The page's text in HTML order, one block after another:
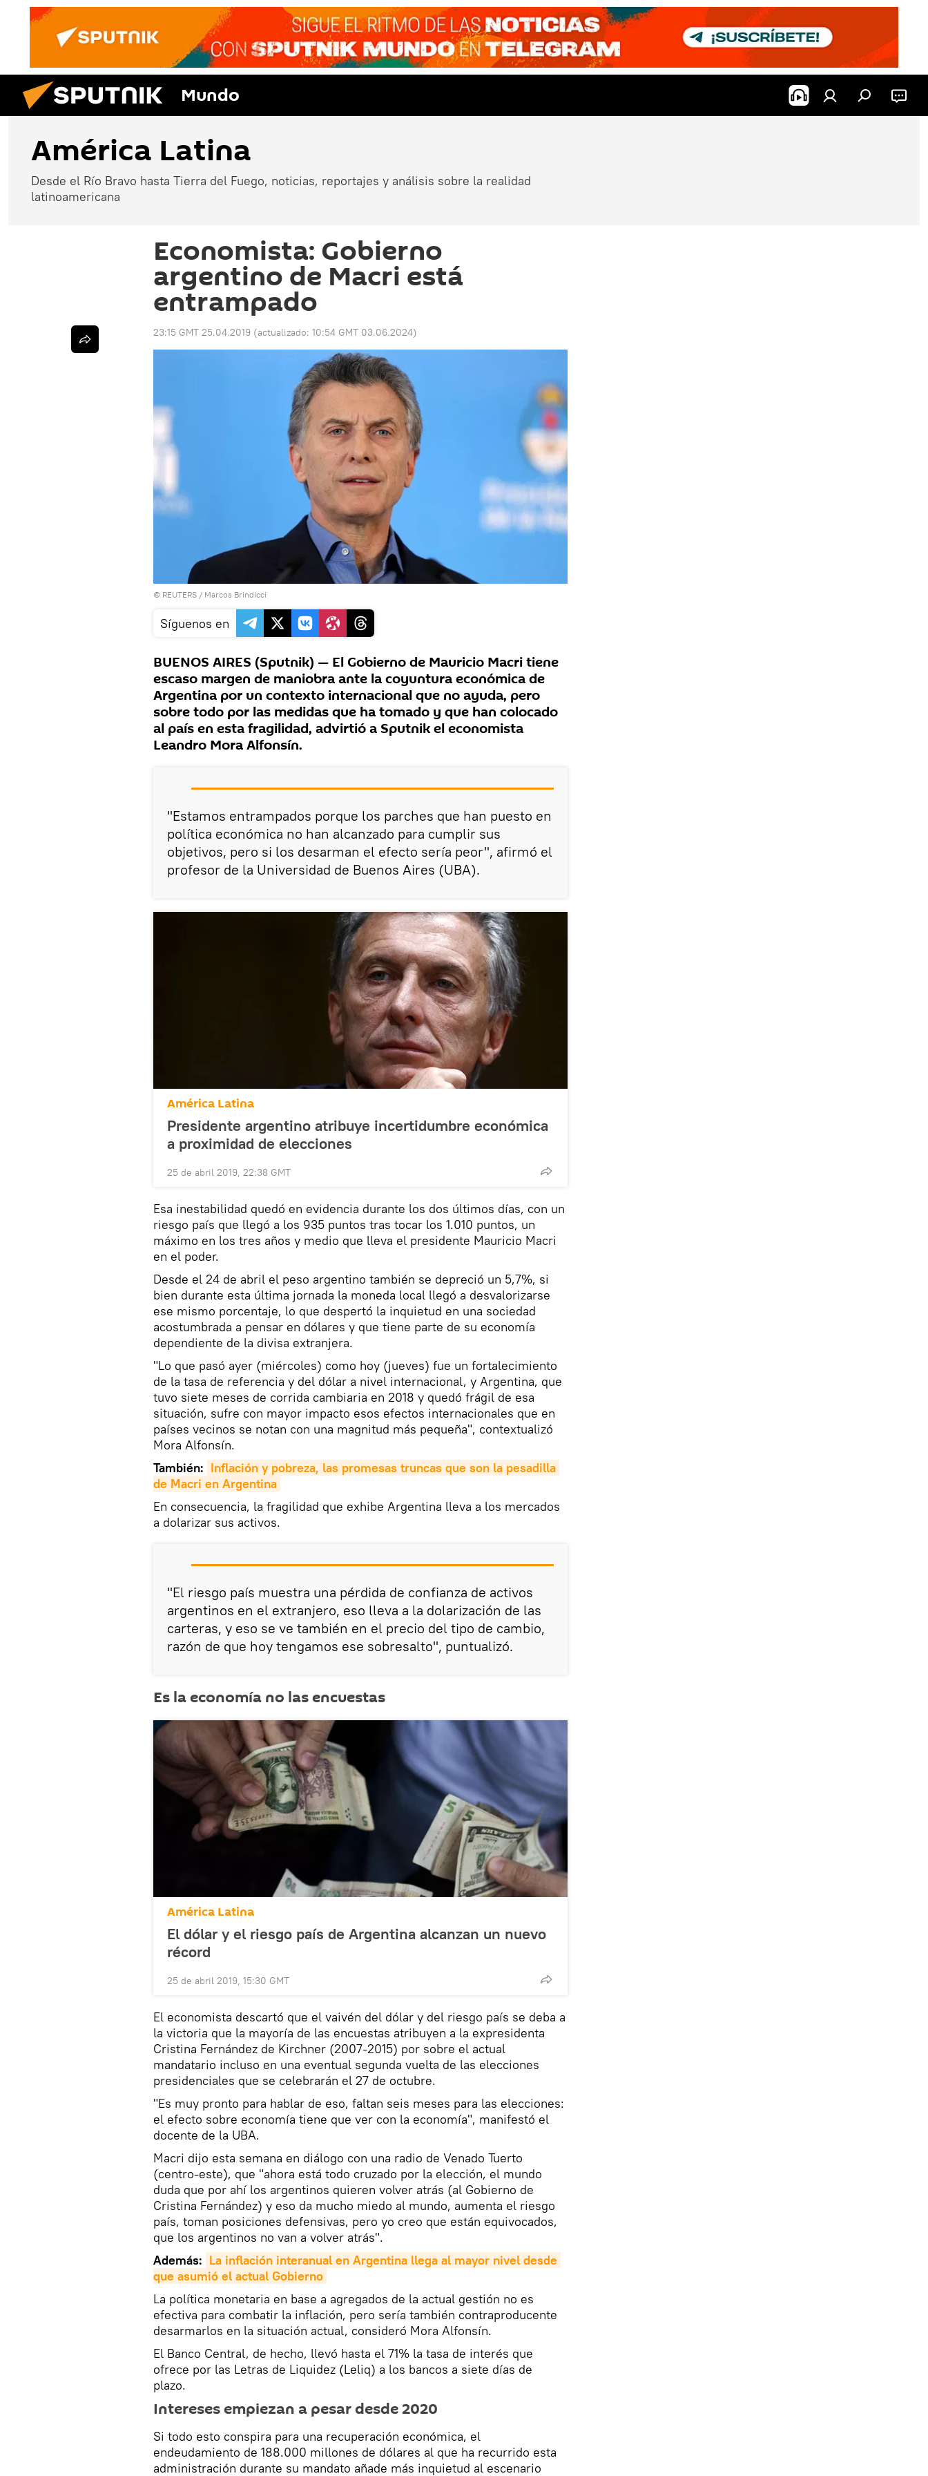
Mundo
América Latina
Desde el Río Bravo hasta Tierra del Fuego, noticias, reportajes y análisis sobre la realidad
latinoamericana
Economista: Gobierno
argentino de Macri está
entrampado
23:15 GMT 25.04.2019 (actualizado: 10:54 GMT 03.06.2024)
© REUTERS / Marcos Brindicci
Síguenos en
BUENOS AIRES (Sputnik) — El Gobierno de Mauricio Macri tiene
escaso margen de maniobra ante la coyuntura económica de
Argentina por un contexto internacional que no ayuda, pero
sobre todo por las medidas que ha tomado y que han colocado
al país en esta fragilidad, advirtió a Sputnik el economista
Leandro Mora Alfonsín.
"Estamos entrampados porque los parches que han puesto en
política económica no han alcanzado para cumplir sus
objetivos, pero si los desarman el efecto sería peor", afirmó el
profesor de la Universidad de Buenos Aires (UBA).
América Latina
Presidente argentino atribuye incertidumbre económica
a proximidad de elecciones
25 de abril 2019, 22:38 GMT
Esa inestabilidad quedó en evidencia durante los dos últimos días, con un
riesgo país que llegó a los 935 puntos tras tocar los 1.010 puntos, un
máximo en los tres años y medio que lleva el presidente Mauricio Macri
en el poder.
Desde el 24 de abril el peso argentino también se depreció un 5,7%, si
bien durante esta última jornada la moneda local llegó a desvalorizarse
ese mismo porcentaje, lo que despertó la inquietud en una sociedad
acostumbrada a pensar en dólares y que tiene parte de su economía
dependiente de la divisa extranjera.
"Lo que pasó ayer (miércoles) como hoy (jueves) fue un fortalecimiento
de la tasa de referencia y del dólar a nivel internacional, y Argentina, que
tuvo siete meses de corrida cambiaria en 2018 y quedó frágil de esa
situación, sufre con mayor impacto esos efectos internacionales que en
países vecinos se notan con una magnitud más pequeña", contextualizó
Mora Alfonsín.
También: Inflación y pobreza, las promesas truncas que son la pesadilla
de Macri en Argentina
En consecuencia, la fragilidad que exhibe Argentina lleva a los mercados
a dolarizar sus activos.
"El riesgo país muestra una pérdida de confianza de activos
argentinos en el extranjero, eso lleva a la dolarización de las
carteras, y eso se ve también en el precio del tipo de cambio,
razón de que hoy tengamos ese sobresalto", puntualizó.
Es la economía no las encuestas
América Latina
El dólar y el riesgo país de Argentina alcanzan un nuevo
récord
25 de abril 2019, 15:30 GMT
El economista descartó que el vaivén del dólar y del riesgo país se deba a
la victoria que la mayoría de las encuestas atribuyen a la expresidenta
Cristina Fernández de Kirchner (2007-2015) por sobre el actual
mandatario incluso en una eventual segunda vuelta de las elecciones
presidenciales que se celebrarán el 27 de octubre.
"Es muy pronto para hablar de eso, faltan seis meses para las elecciones:
el efecto sobre economía tiene que ver con la economía", manifestó el
docente de la UBA.
Macri dijo esta semana en diálogo con una radio de Venado Tuerto
(centro-este), que "ahora está todo cruzado por la elección, el mundo
duda que por ahí los argentinos quieren volver atrás (al Gobierno de
Cristina Fernández) y eso da mucho miedo al mundo, aumenta el riesgo
país, toman posiciones defensivas, pero yo creo que están equivocados,
que los argentinos no van a volver atrás".
Además: La inflación interanual en Argentina llega al mayor nivel desde
que asumió el actual Gobierno
La política monetaria en base a agregados de la actual gestión no es
efectiva para combatir la inflación, pero sería también contraproducente
desarmarlos en la situación actual, consideró Mora Alfonsín.
El Banco Central, de hecho, llevó hasta el 71% la tasa de interés que
ofrece por las Letras de Liquidez (Leliq) a los bancos a siete días de
plazo.
Intereses empiezan a pesar desde 2020
Si todo esto conspira para una recuperación económica, el
endeudamiento de 188.000 millones de dólares al que ha recurrido esta
administración durante su mandato añade más inquietud al escenario